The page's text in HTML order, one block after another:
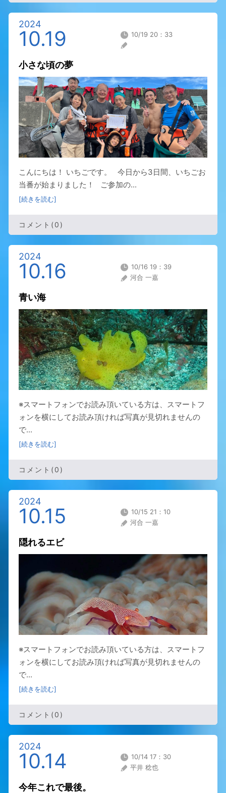
2024
10.19 10/19 20：33
小さな頃の夢
こんにちは！ いちごです。 今日から3日間、いちごお
当番が始まりました！ ご参加の...
[続きを読む]
コメント(0)
2024
10.16
10/16 19：39
河合 一嘉
青い海
※スマートフォンでお読み頂いている方は、スマートフ
ォンを横にしてお読み頂ければ写真が見切れませんの
で...
[続きを読む]
コメント(0)
2024
10.15
10/15 21：10
河合 一嘉
隠れるエビ
※スマートフォンでお読み頂いている方は、スマートフ
ォンを横にしてお読み頂ければ写真が見切れませんの
で...
[続きを読む]
コメント(0)
2024
10.14
10/14 17：30
平井 稔也
今年これで最後。